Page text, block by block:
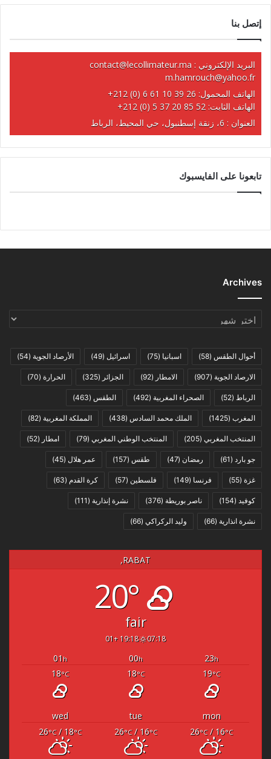
إتصل بنا
البريد الإلكتروني : contact@lecollimateur.ma
m.hamrouch@yahoo.fr
الهاتف المحمول: +212 (0) 6 61 10 39 26
الهاتف الثابت: +212 (0) 5 37 20 85 52
العنوان : 6، زنقة إسطنبول، حي المحيط، الرباط
تابعونا على الفايسبوك
Archives
Archives
أحوال الطقس (58) اسبانيا (75) اسرائيل (49) الأرصاد الجوية (54)
الارصاد الجوية (907) الامطار (92) الجزائر (325) الحرارة (70)
الرباط (52) الصحراء المغربية (492) الطقس (463)
المغرب (1425) الملك محمد السادس (438) المملكة المغربية (82)
المنتخب المغربي (205) المنتخب الوطني المغربي (79) امطار (52)
جو بارد (61) رمضان (47) طقس (157) عمر هلال (45)
غزة (55) فرنسا (149) فلسطين (57) كرة القدم (63)
كوفيد (154) ناصر بوريطة (376) نشرة إنذارية (111)
نشرة انذارية (66) وليد الركراكي (66)
RABAT,
20°
fair
07:18
19:18 +01
23h
00h
01 h
19°C
18°C
18°C
mon
tue
wed
26°C/ 16°C
26°C/ 16°C
26°C/ 18°C